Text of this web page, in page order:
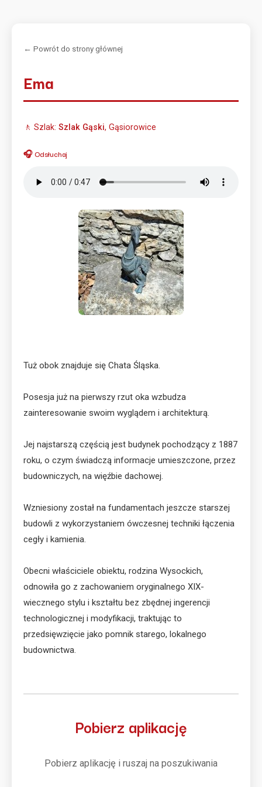
← Powrót do strony głównej
Ema
🚶 Szlak: Szlak Gąski, Gąsiorowice
🎧 Odsłuchaj
Tuż obok znajduje się Chata Śląska.
Posesja już na pierwszy rzut oka wzbudza
zainteresowanie swoim wyglądem i architekturą.
Jej najstarszą częścią jest budynek pochodzący z 1887
roku, o czym świadczą informacje umieszczone, przez
budowniczych, na więźbie dachowej.
Wzniesiony został na fundamentach jeszcze starszej
budowli z wykorzystaniem ówczesnej techniki łączenia
cegły i kamienia.
Obecni właściciele obiektu, rodzina Wysockich,
odnowiła go z zachowaniem oryginalnego XIX-
wiecznego stylu i kształtu bez zbędnej ingerencji
technologicznej i modyfikacji, traktując to
przedsięwzięcie jako pomnik starego, lokalnego
budownictwa.
Pobierz aplikację
Pobierz aplikację i ruszaj na poszukiwania